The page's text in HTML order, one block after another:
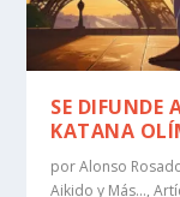
SE DIFUNDE
KATANA
porAlonso
Aikido y Más...,